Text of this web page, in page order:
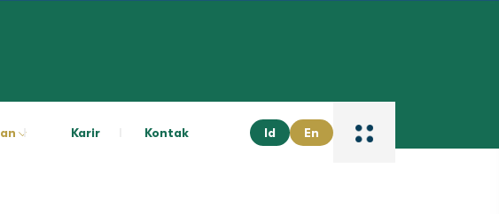
Karir Kontak Id En